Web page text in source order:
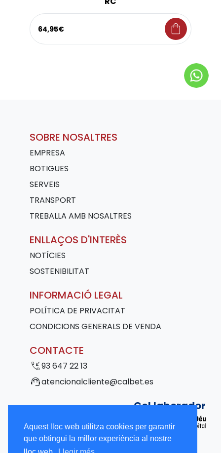
Aquest lloc web utilitza cookies per garantir
que obtingui la millor experiència al nostre
64,95€ shopping_bag
SOBRE NOSALTRES
EMPRESA
BOTIGUES
SERVEIS
TRANSPORT
TREBALLA AMB NOSALTRES
ENLLAÇOS D'INTERÈS
NOTÍCIES
SOSTENIBILITAT
INFORMACIÓ LEGAL
POLÍTICA DE PRIVACITAT
CONDICIONS GENERALS DE VENDA
CONTACTE
phone_callback93 647 22 13
support_agentatencionalcliente@calbet.es
Col·laborador